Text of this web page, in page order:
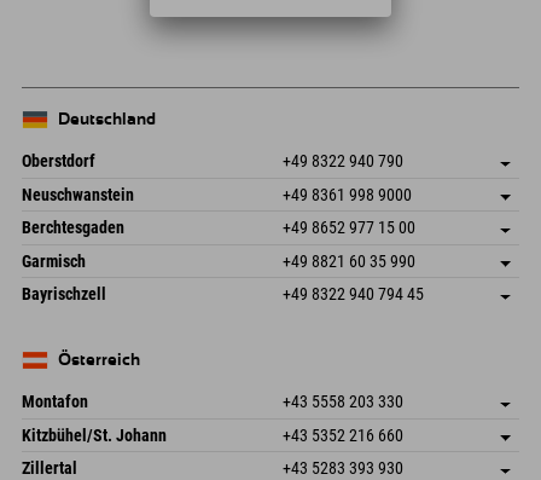
Deutschland
Oberstdorf +49 8322 940 790
An der Breitach 3
87538 Fischen I. Allgäu
Deutschland
Adresse speichern
Anreiseinfos
Buchen
Neuschwanstein +49 8361 998 9000
An der Riese 45
87484 Nesselwang im Allgäu
Deutschland
Adresse speichern
Buchen
Berchtesgaden +49 8652 977 15 00
Hofreitstr. 7
83471 Schönau am Königssee
Deutschland
Adresse speichern
Anreiseinfos
Buchen
Garmisch +49 8821 60 35 990
Frickenstraße 22
82490 Farchant
Adresse speichern
Bayrischzell +49 8322 940 794 45
Deutschland
Österreich
Montafon +43 5558 203 330
Dorfstr. 127b
6793 Gaschurn/Montafon
Österreich
Adresse speichern
Anreiseinfos
Buchen
Kitzbühel/St. Johann +43 5352 216 660
Speckbacherstraße 87
Adresse speichern
Zillertal +43 5283 393 930